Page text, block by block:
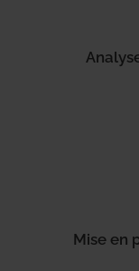
Mise en